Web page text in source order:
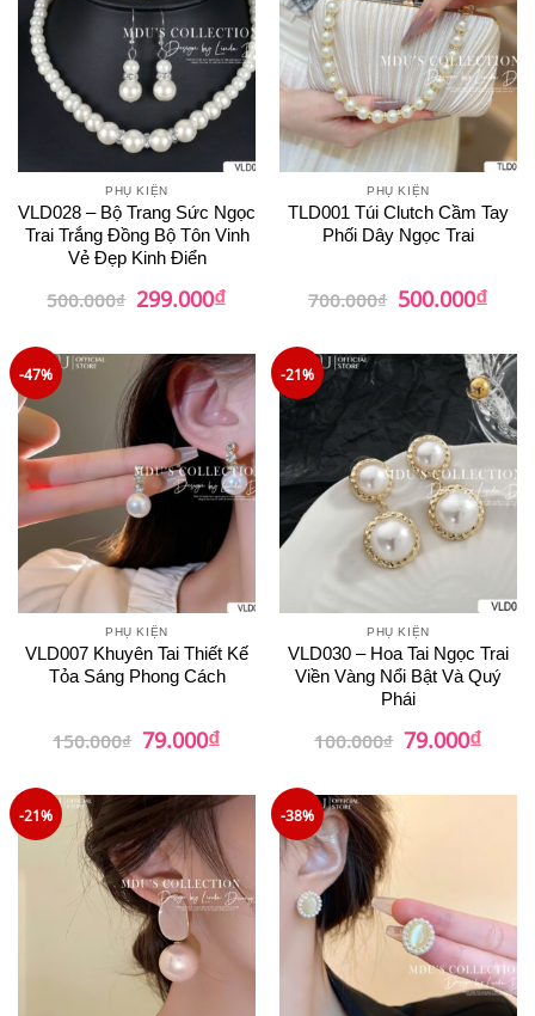
PHỤ KIỆN
VLD028 – Bộ Trang Sức Ngọc
Trai Trắng Đồng Bộ Tôn Vinh
Vẻ Đẹp Kinh Điển
500.000₫ Giá
gốc
299.000₫Giá
hiện
299.000₫.
PHỤ KIỆN
TLD001 Túi Clutch Cầm Tay
Phối Dây Ngọc Trai
700.000₫ Giá
gốc
500.000₫Giá
hiện
-47%
PHỤ KIỆN
VLD007 Khuyên Tai Thiết Kế
Tỏa Sáng Phong Cách
150.000₫ Giá
gốc
79.000₫Giá
hiện
79.000₫.
-21%
PHỤ KIỆN
VLD030 – Hoa Tai Ngọc Trai
Viền Vàng Nổi Bật Và Quý
Phái
100.000₫ Giá
gốc
79.000₫Giá
hiện
-21% -38%